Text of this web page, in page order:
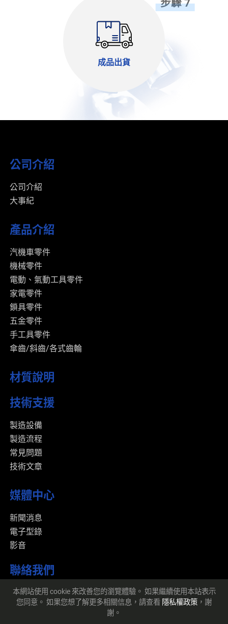
步驟 7
成品出貨
公司介紹
公司介紹
大事紀
產品介紹
汽機車零件
機械零件
電動、氣動工具零件
家電零件
鎖具零件
五金零件
手工具零件
傘齒/斜齒/各式齒輪
材質說明
技術支援
製造設備
製造流程
常見問題
技術文章
媒體中心
新聞消息
電子型錄
影音
聯絡我們
本網站使用 cookie 來改善您的瀏覽體驗。 如果繼續使用本站表示
您同意。 如果您想了解更多相關信息，請查看 隱私權政策 ，謝
謝。